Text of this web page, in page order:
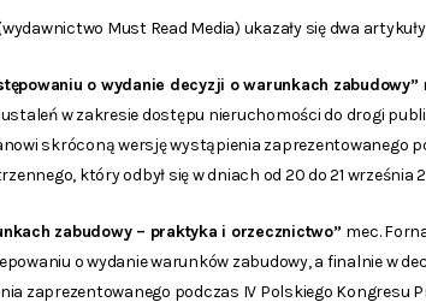
Must Read Media) ukazały się dwa
o wydanie decyzji o warunkach zabudowy”
w zakresie dostępu nieruchomości do drogi
skróconą wersję wystąpienia zaprezentowanego
który odbył się w dniach od 20 do 21 września
zabudowy – praktyka i orzecznictwo” mec.
o wydanie warunków zabudowy, a finalnie w
zaprezentowanego podczas IV Polskiego Kongresu